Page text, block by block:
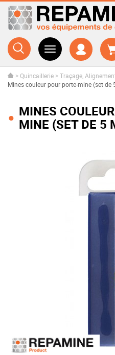
>Quincaillerie >Traçage,
Mines couleur pour porte-mine (set de
MINES
MINE (SET DE 5